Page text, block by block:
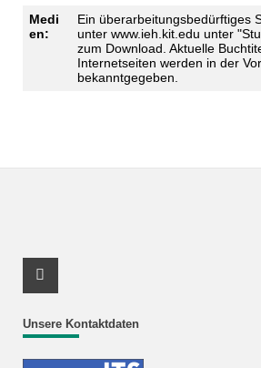
Medi
en:
Ein überarbeitungsbedürftiges
unter www.ieh.kit.edu unter
zum Download. Aktuelle
Internetseiten werden in der
bekanntgegeben.
Unsere Kontaktdaten
Youtube Profil